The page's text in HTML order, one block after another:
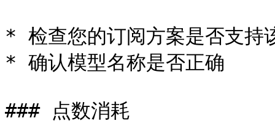
* 检查您的订阅方案是否支持
* 确认模型名称是否正确
### 点数消耗